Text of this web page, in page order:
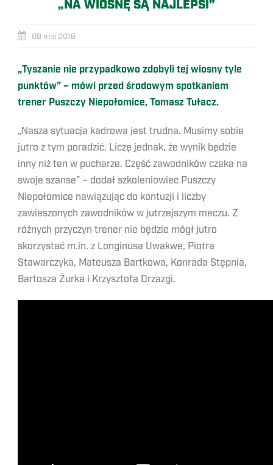
„NA WIOSNĘ SĄ NAJLEPSI”
08 maj 2018
„Tyszanie nie przypadkowo zdobyli tej wiosny tyle
punktów” – mówi przed środowym spotkaniem
trener Puszczy Niepołomice, Tomasz Tułacz.
„Nasza sytuacja kadrowa jest trudna. Musimy sobie
jutro z tym poradzić. Liczę jednak, że wynik będzie
inny niż ten w pucharze. Część zawodników czeka na
swoje szanse” – dodał szkoleniowiec Puszczy
Niepołomice nawiązując do kontuzji i liczby
zawieszonych zawodników w jutrzejszym meczu. Z
różnych przyczyn trener nie będzie mógł jutro
skorzystać m.in. z Longinusa Uwakwe, Piotra
Stawarczyka, Mateusza Bartkowa, Konrada Stępnia,
Bartosza Żurka i Krzysztofa Drzazgi.